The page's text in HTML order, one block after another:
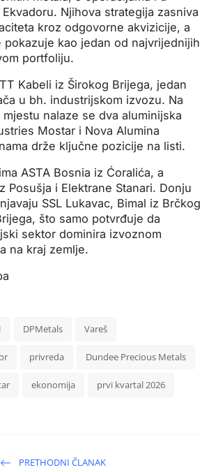
Njihova strategija zasniva
kroz odgovorne akvizicije, a
pokazuje kao jedan od najvrijednijih
portfoliju.
Kabeli iz Širokog Brijega, jedan
u bh. industrijskom izvozu. Na
nalaze se dva aluminijska
Mostar i Nova Alumina
drže ključne pozicije na listi.
ASTA Bosnia iz Ćoralića, a
Posušja i Elektrane Stanari. Donju
SSL Lukavac, Bimal iz Brčkog
što samo potvrđuje da
sektor dominira izvoznom
na kraj zemlje.
DPMetals Vareš
privreda Dundee Precious Metals
ekonomija prvi kvartal 2026
PRETHODNI ČLANAK